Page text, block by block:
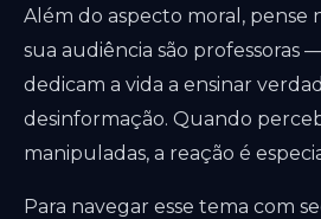
Além do aspecto moral, pense
sua audiência são professoras
dedicam a vida a ensinar
desinformação. Quando
manipuladas, a reação é
Para navegar esse tema com